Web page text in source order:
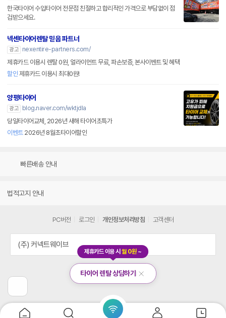
한국타이어 수입타이어 전문점 친절하고 합리적인 가격으로 부담없이 점
검받으세요.
넥센타이어렌탈 믿음 파트너
광고
nexentire-partners.com/
제휴카드 이용시 렌탈 0원, 얼라이먼트 무료, 파손보증, 본사이벤트 및 혜택
할인 제휴카드 이용시 최대0원!
양평타이어
광고
blog.naver.com/wktjdla
당일타이어교체, 2026년 새해 타이어초특가
이벤트2026년 8월초타이어할인
빠른배송 안내
법적고지 안내
제휴카드 이용 시월 0원~
타이어 렌탈 상담하기
닫
기
전
페
이
PC버전 로그인 개인정보처리방침 고객센터
(주) 커넥트웨이브